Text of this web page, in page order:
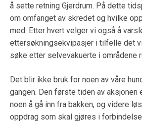
å sette retning Gjerdrum. På dette
om omfanget av skredet og hvilke
med. Etter hvert velger vi også å
ettersøkningsekvipasjer i tilfelle det
søke etter selvevakuerte i områdene
Det blir ikke bruk for noen av våre
gangen. Den første tiden av
noen å gå inn fra bakken, og videre
oppdrag som skal gjøres i